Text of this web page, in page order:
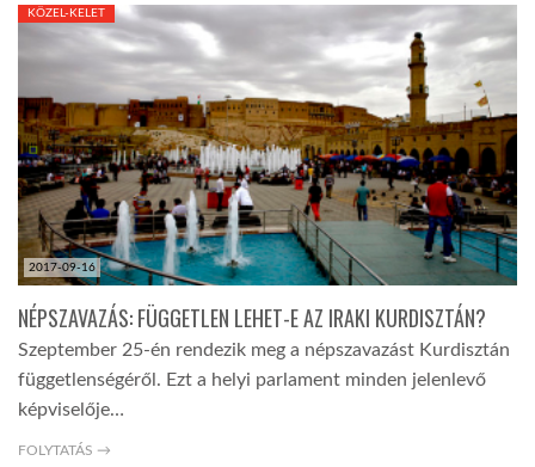
2017-09-16
KÖZEL-KELET
NÉPSZAVAZÁS: FÜGGETLEN LEHET-E AZ IRAKI KURDISZTÁN?
Szeptember 25-én rendezik meg a népszavazást Kurdisztán
függetlenségéről. Ezt a helyi parlament minden jelenlevő
képviselője…
FOLYTATÁS →